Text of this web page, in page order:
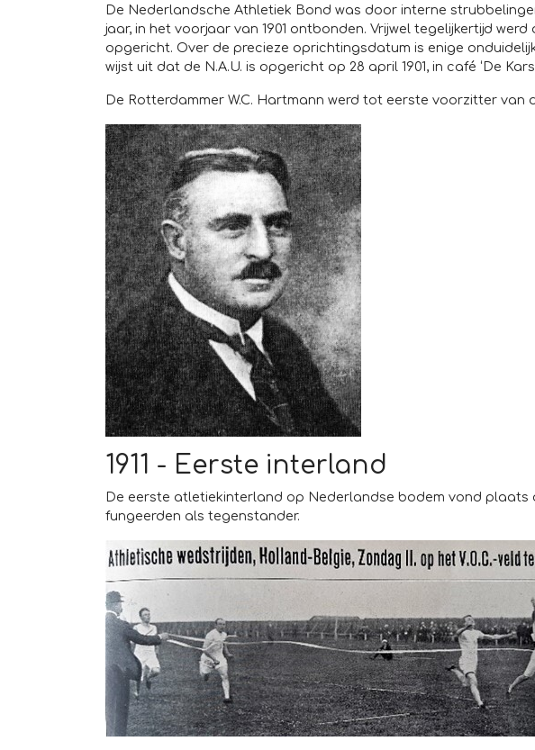
De Nederlandsche Athletiek Bond was door interne
jaar, in het voorjaar van 1901 ontbonden. Vrijwel tegelijkertijd
opgericht. Over de precieze oprichtingsdatum is enige
wijst uit dat de N.A.U. is opgericht op 28 april 1901, in café ‘De
De Rotterdammer W.C. Hartmann werd tot eerste voorzitter van
1911 - Eerste interland
De eerste atletiekinterland op Nederlandse bodem vond plaats
fungeerden als tegenstander.